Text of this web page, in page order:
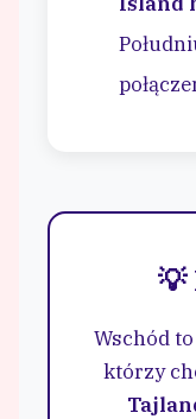
Wschód to
którzy